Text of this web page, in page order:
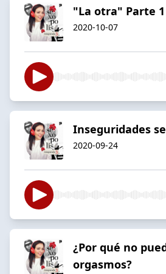
"La otra" Parte 1
2020-10-07
Inseguridades
2020-09-24
¿Por qué no
orgasmos?